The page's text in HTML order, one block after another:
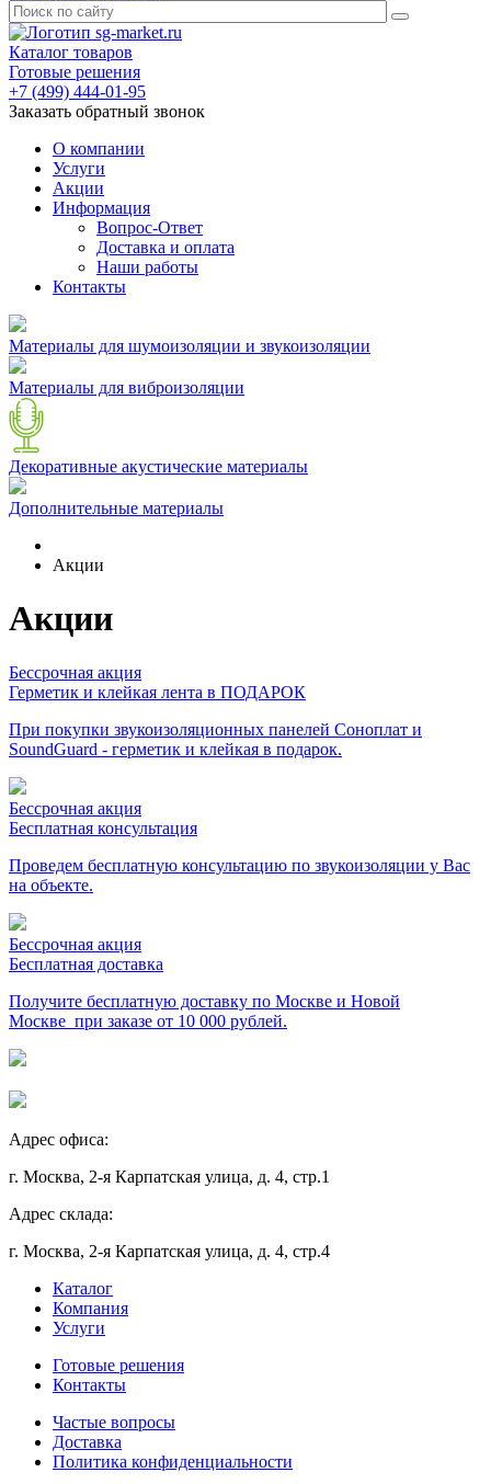
Каталог товаров
Готовые решения
+7 (499) 444-01-95
Заказать обратный звонок
О компании
Услуги
Акции
Информация
Вопрос-Ответ
Доставка и оплата
Наши работы
Контакты
Материалы для шумоизоляции и звукоизоляции
Материалы для виброизоляции
Декоративные акустические материалы
Дополнительные материалы
Акции
Акции
Бессрочная акция
Герметик и клейкая лента в ПОДАРОК
При покупки звукоизоляционных панелей Соноплат и
SoundGuard - герметик и клейкая в подарок.
Бессрочная акция
Бесплатная консультация
Проведем бесплатную консультацию по звукоизоляции у Вас
на объекте.
Бессрочная акция
Бесплатная доставка
Получите бесплатную доставку по Москве и Новой
Москве при заказе от 10 000 рублей.
Адрес офиса:
г. Москва, 2-я Карпатская улица, д. 4, стр.1
Адрес склада:
г. Москва, 2-я Карпатская улица, д. 4, стр.4
Каталог
Компания
Услуги
Готовые решения
Контакты
Частые вопросы
Доставка
Политика конфиденциальности